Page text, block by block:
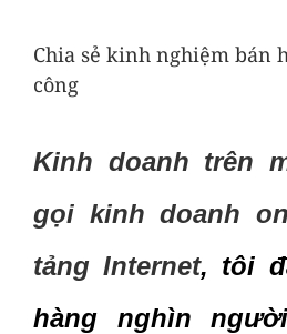
Chia sẻ kinh nghiệm bán
công
Kinh doanh trên
gọi kinh doanh
tảng Internet, tôi
hàng nghìn